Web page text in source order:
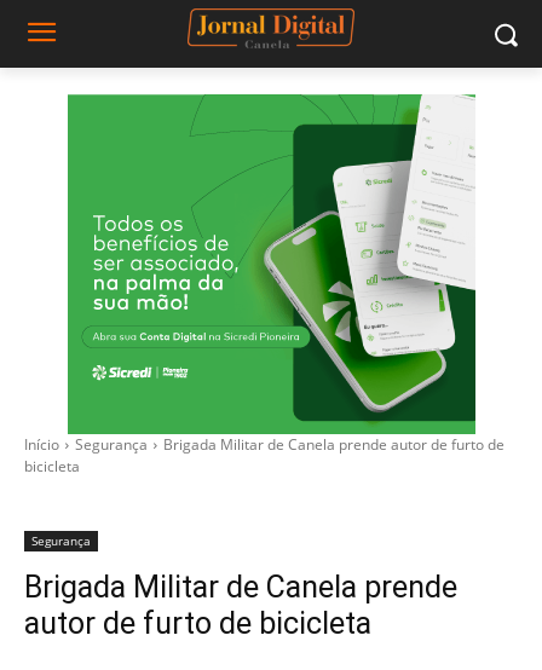
Início Segurança
Brigada Militar de Canela prende autor de furto de
bicicleta
Segurança
Brigada Militar de Canela prende
autor de furto de bicicleta